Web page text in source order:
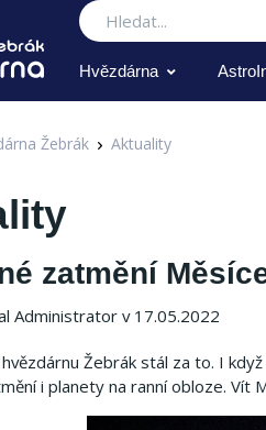
Hledat
Hvězdárna
Žebrák Aktuality
zatmění
Administrator v 17.05.2022
Žebrák stál za to. I
i planety na ranní obloze. Vít